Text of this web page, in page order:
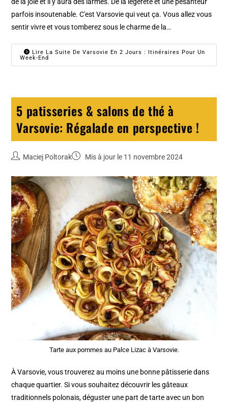
parfois insoutenable. C'est Varsovie qui veut ça. Vous allez vous
sentir vivre et vous tomberez sous le charme de la…
Lire La Suite De Varsovie En 2 Jours : Itinéraires Pour Un
Week-End
5 patisseries & salons de thé à
Varsovie: Régalade en perspective !
Maciej Poltorak Mis à jour le 11 novembre 2024
Tarte aux pommes au Palce Lizac à Varsovie.
À Varsovie, vous trouverez au moins une bonne pâtisserie dans
chaque quartier. Si vous souhaitez découvrir les gâteaux
traditionnels polonais, déguster une part de tarte avec un bon